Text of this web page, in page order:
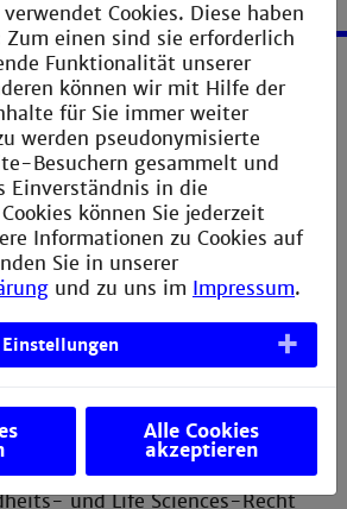
melden
und Life Sciences-Recht
Cookies. Diese haben
einen sind sie erforderlich
Funktionalität unserer
können wir mit Hilfe der
für Sie immer weiter
werden pseudonymisierte
Besuchern gesammelt und
Einverständnis in die
können Sie jederzeit
Informationen zu Cookies auf
Sie in unserer
und zu uns im Impressum.
Einstellungen
Alle Cookies
akzeptieren